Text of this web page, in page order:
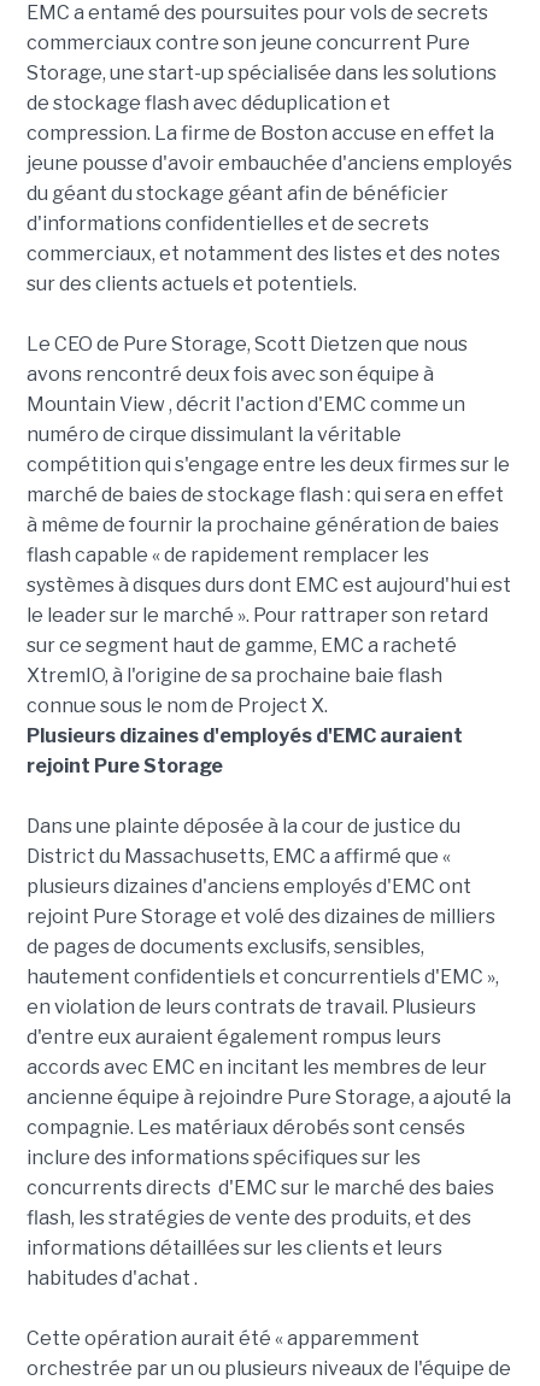
EMC a entamé des poursuites pour vols de secrets
commerciaux contre son jeune concurrent Pure
Storage, une start-up spécialisée dans les solutions
de stockage flash avec déduplication et
compression. La firme de Boston accuse en effet la
jeune pousse d'avoir embauchée d'anciens employés
du géant du stockage géant afin de bénéficier
d'informations confidentielles et de secrets
commerciaux, et notamment des listes et des notes
sur des clients actuels et potentiels.
Le CEO de Pure Storage, Scott Dietzen que nous
avons rencontré deux fois avec son équipe à
Mountain View , décrit l'action d'EMC comme un
numéro de cirque dissimulant la véritable
compétition qui s'engage entre les deux firmes sur le
marché de baies de stockage flash : qui sera en effet
à même de fournir la prochaine génération de baies
flash capable « de rapidement remplacer les
systèmes à disques durs dont EMC est aujourd'hui est
le leader sur le marché ». Pour rattraper son retard
sur ce segment haut de gamme, EMC a racheté
XtremIO, à l'origine de sa prochaine baie flash
connue sous le nom de Project X.
Plusieurs dizaines d'employés d'EMC auraient
rejoint Pure Storage
Dans une plainte déposée à la cour de justice du
District du Massachusetts, EMC a affirmé que «
plusieurs dizaines d'anciens employés d'EMC ont
rejoint Pure Storage et volé des dizaines de milliers
de pages de documents exclusifs, sensibles,
hautement confidentiels et concurrentiels d'EMC »,
en violation de leurs contrats de travail. Plusieurs
d'entre eux auraient également rompus leurs
accords avec EMC en incitant les membres de leur
ancienne équipe à rejoindre Pure Storage, a ajouté la
compagnie. Les matériaux dérobés sont censés
inclure des informations spécifiques sur les
concurrents directs d'EMC sur le marché des baies
flash, les stratégies de vente des produits, et des
informations détaillées sur les clients et leurs
habitudes d'achat .
Cette opération aurait été « apparemment
orchestrée par un ou plusieurs niveaux de l'équipe de